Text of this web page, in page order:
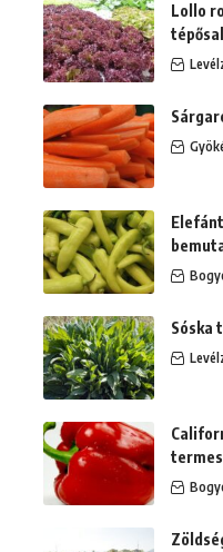
Lollo
Sóska